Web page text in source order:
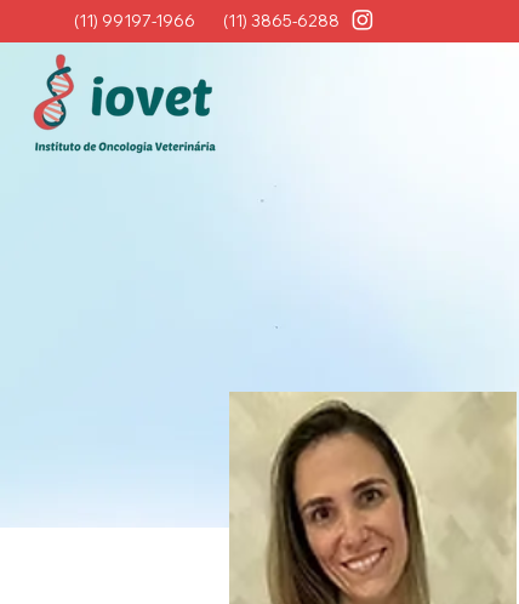
(11) 99197-1966 (11) 3865-6288